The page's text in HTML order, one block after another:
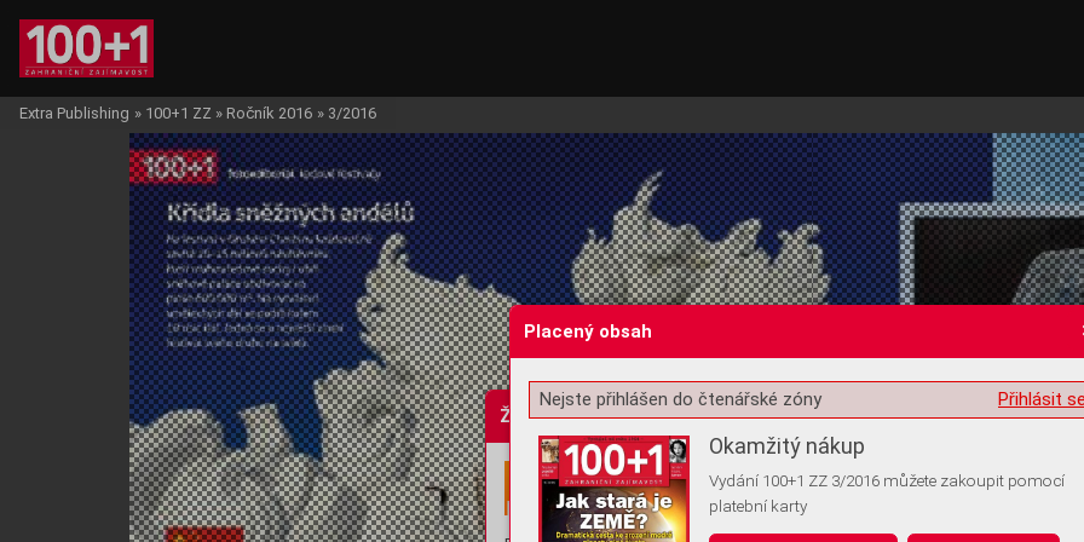
Žádost o souhlas s ukládáním volitelných informací
Extra Publishing » 100+1 ZZ » Ročník 2016 » 3/2016
Placený obsah
Přihlásit
Nejste přihlášen do čtenářské zóny
Okamžitý nákup
Vydání 100+1 ZZ 3/2016 můžete zakoupit pomocí
platební karty